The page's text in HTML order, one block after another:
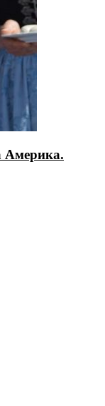
Америка.